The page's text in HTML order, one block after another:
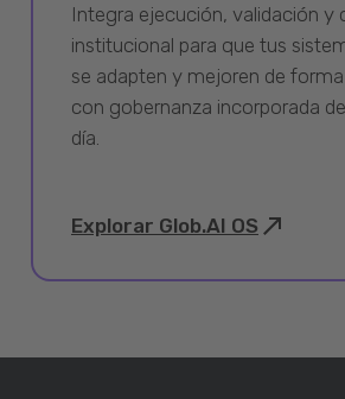
Integra ejecución, validación y
institucional para que tus
se adapten y mejoren de
con gobernanza incorporada
día.
Explorar Glob.AI OS